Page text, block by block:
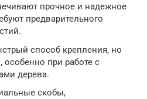
прочное и надежное
предварительного
способ крепления, но
при работе с
дерева.
скобы,